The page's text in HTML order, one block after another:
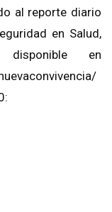
al reporte diario
en Salud,
en